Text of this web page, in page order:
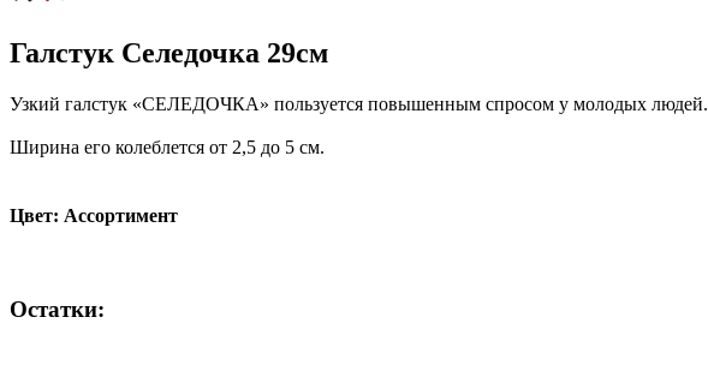
Галстук Селедочка 29см
Узкий галстук «СЕЛЕДОЧКА» пользуется повышенным спросом у молодых людей.
Ширина его колеблется от 2,5 до 5 см.
Цвет: Ассортимент
Остатки: